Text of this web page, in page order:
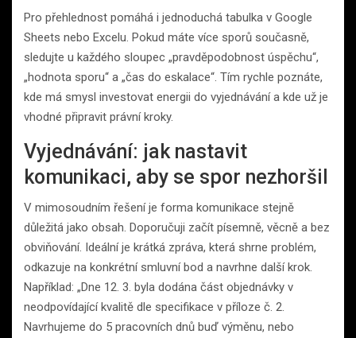
Pro přehlednost pomáhá i jednoduchá tabulka v Google
Sheets nebo Excelu. Pokud máte více sporů současně,
sledujte u každého sloupec „pravděpodobnost úspěchu“,
„hodnota sporu“ a „čas do eskalace“. Tím rychle poznáte,
kde má smysl investovat energii do vyjednávání a kde už je
vhodné připravit právní kroky.
Vyjednávání: jak nastavit
komunikaci, aby se spor nezhoršil
V mimosoudním řešení je forma komunikace stejně
důležitá jako obsah. Doporučuji začít písemně, věcně a bez
obviňování. Ideální je krátká zpráva, která shrne problém,
odkazuje na konkrétní smluvní bod a navrhne další krok.
Například: „Dne 12. 3. byla dodána část objednávky v
neodpovídající kvalitě dle specifikace v příloze č. 2.
Navrhujeme do 5 pracovních dnů buď výměnu, nebo